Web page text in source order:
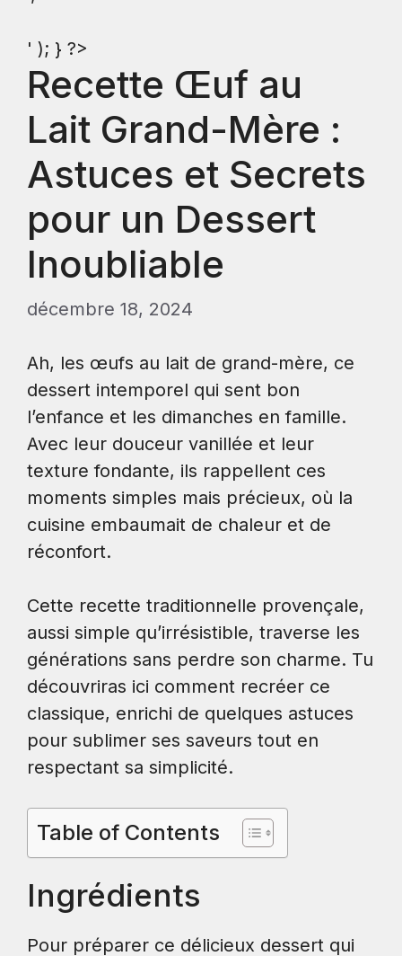
' ); } ?>
Recette Œuf au
Lait Grand-Mère :
Astuces et Secrets
pour un Dessert
Inoubliable
décembre 18, 2024
Ah, les œufs au lait de grand-mère, ce
dessert intemporel qui sent bon
l’enfance et les dimanches en famille.
Avec leur douceur vanillée et leur
texture fondante, ils rappellent ces
moments simples mais précieux, où la
cuisine embaumait de chaleur et de
réconfort.
Cette recette traditionnelle provençale,
aussi simple qu’irrésistible, traverse les
générations sans perdre son charme. Tu
découvriras ici comment recréer ce
classique, enrichi de quelques astuces
pour sublimer ses saveurs tout en
respectant sa simplicité.
Table of Contents
Ingrédients
Pour préparer ce délicieux dessert qui